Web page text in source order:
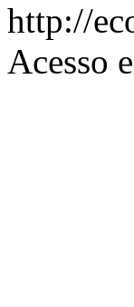
http://
Acesso